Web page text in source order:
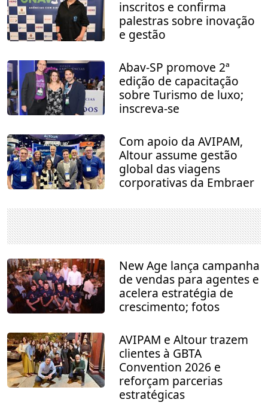
inscritos e confirma
palestras sobre inovação
e gestão
Abav-SP promove 2ª
edição de capacitação
sobre Turismo de luxo;
inscreva-se
Com apoio da AVIPAM,
Altour assume gestão
global das viagens
corporativas da Embraer
New Age lança campanha
de vendas para agentes e
acelera estratégia de
crescimento; fotos
AVIPAM e Altour trazem
clientes à GBTA
Convention 2026 e
reforçam parcerias
estratégicas